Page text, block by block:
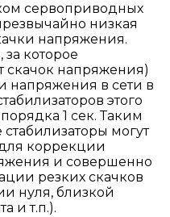
сервоприводных
низкая
напряжения.
которое
скачок напряжения)
напряжения в сети в
этого
1 сек. Таким
могут
коррекции
и совершенно
резких скачков
нуля, близкой
и т.п.).